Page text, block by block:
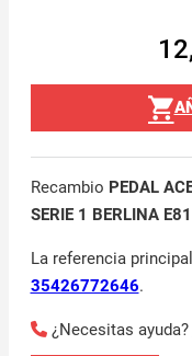
Recambio PEDAL
SERIE 1 BERLINA
La referencia
35426772646.
¿Necesitas ayuda?